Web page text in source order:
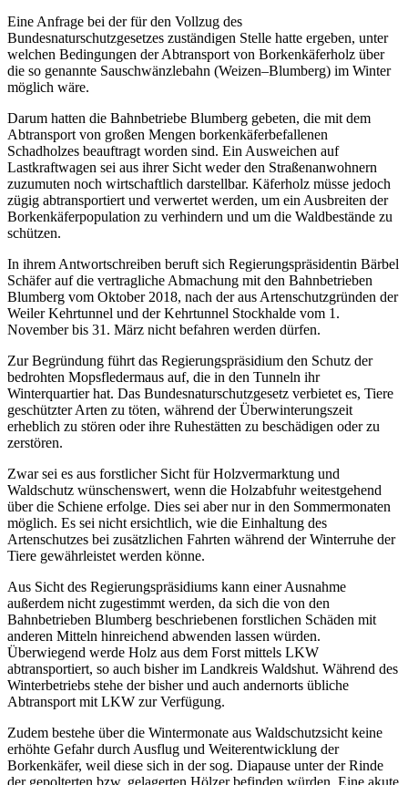
Eine Anfrage bei der für den Vollzug des
Bundesnaturschutzgesetzes zuständigen Stelle hatte ergeben, unter
welchen Bedingungen der Abtransport von Borkenkäferholz über
die so genannte Sauschwänzlebahn (Weizen–Blumberg) im Winter
möglich wäre.
Darum hatten die Bahnbetriebe Blumberg gebeten, die mit dem
Abtransport von großen Mengen borkenkäferbefallenen
Schadholzes beauftragt worden sind. Ein Ausweichen auf
Lastkraftwagen sei aus ihrer Sicht weder den Straßenanwohnern
zuzumuten noch wirtschaftlich darstellbar. Käferholz müsse jedoch
zügig abtransportiert und verwertet werden, um ein Ausbreiten der
Borkenkäferpopulation zu verhindern und um die Waldbestände zu
schützen.
In ihrem Antwortschreiben beruft sich Regierungspräsidentin Bärbel
Schäfer auf die vertragliche Abmachung mit den Bahnbetrieben
Blumberg vom Oktober 2018, nach der aus Artenschutzgründen der
Weiler Kehrtunnel und der Kehrtunnel Stockhalde vom 1.
November bis 31. März nicht befahren werden dürfen.
Zur Begründung führt das Regierungspräsidium den Schutz der
bedrohten Mopsfledermaus auf, die in den Tunneln ihr
Winterquartier hat. Das Bundesnaturschutzgesetz verbietet es, Tiere
geschützter Arten zu töten, während der Überwinterungszeit
erheblich zu stören oder ihre Ruhestätten zu beschädigen oder zu
zerstören.
Zwar sei es aus forstlicher Sicht für Holzvermarktung und
Waldschutz wünschenswert, wenn die Holzabfuhr weitestgehend
über die Schiene erfolge. Dies sei aber nur in den Sommermonaten
möglich. Es sei nicht ersichtlich, wie die Einhaltung des
Artenschutzes bei zusätzlichen Fahrten während der Winterruhe der
Tiere gewährleistet werden könne.
Aus Sicht des Regierungspräsidiums kann einer Ausnahme
außerdem nicht zugestimmt werden, da sich die von den
Bahnbetrieben Blumberg beschriebenen forstlichen Schäden mit
anderen Mitteln hinreichend abwenden lassen würden.
Überwiegend werde Holz aus dem Forst mittels LKW
abtransportiert, so auch bisher im Landkreis Waldshut. Während des
Winterbetriebs stehe der bisher und auch andernorts übliche
Abtransport mit LKW zur Verfügung.
Zudem bestehe über die Wintermonate aus Waldschutzsicht keine
erhöhte Gefahr durch Ausflug und Weiterentwicklung der
Borkenkäfer, weil diese sich in der sog. Diapause unter der Rinde
der gepolterten bzw. gelagerten Hölzer befinden würden. Eine akute